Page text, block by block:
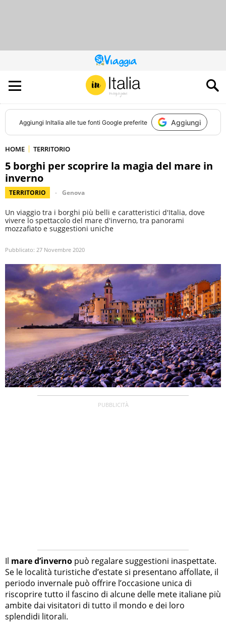
QUESTO
SITO
CONTRIBUISCE
ALL’AUDIENCE
DI
Aggiungi InItalia alle tue fonti Google preferite Aggiungi
HOME TERRITORIO
5 borghi per scoprire la magia del mare in
inverno
TERRITORIO Genova
Un viaggio tra i borghi più belli e caratteristici d'Italia, dove
vivere lo spettacolo del mare d'inverno, tra panorami
mozzafiato e suggestioni uniche
Pubblicato: 27 Novembre 2020
Il mare d’inverno può regalare suggestioni inaspettate.
Se le località turistiche d’estate si presentano affollate, il
periodo invernale può offrire l’occasione unica di
riscoprire tutto il fascino di alcune delle mete italiane più
ambite dai visitatori di tutto il mondo e dei loro
splendidi litorali.